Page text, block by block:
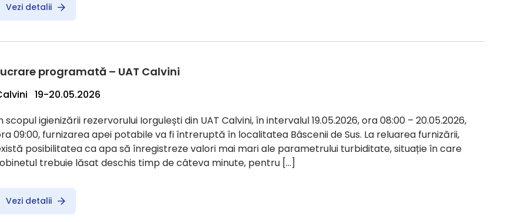
Vezi detalii
programată – UAT Calvini
19-20.05.2026
scopul igienizării rezervorului Iorgulești din UAT Calvini, în intervalul 19.05.2026, ora 08:00 – 20.05.2026,
09:00, furnizarea apei potabile va fi întreruptă în localitatea Bâscenii de Sus. La reluarea furnizării,
posibilitatea ca apa să înregistreze valori mai mari ale parametrului turbiditate, situație în care
trebuie lăsat deschis timp de câteva minute, pentru […]
Vezi detalii